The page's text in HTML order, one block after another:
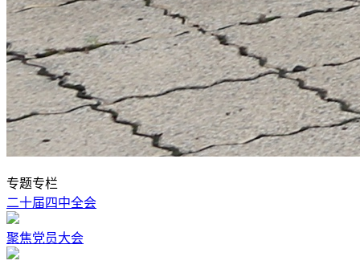
专题专栏
二十届四中全会
聚焦党员大会